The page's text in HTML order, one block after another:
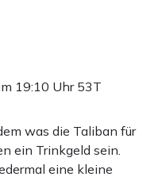
19:10 Uhr 53T
was die Taliban für
ein Trinkgeld sein.
eine kleine